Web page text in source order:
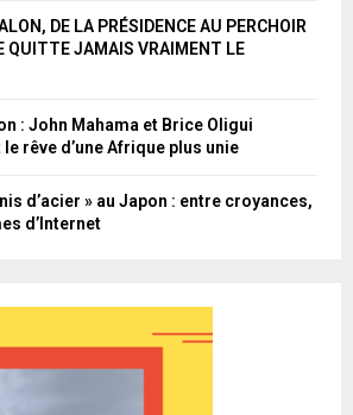
DE LA PRÉSIDENCE AU PERCHOIR
QUITTE JAMAIS VRAIMENT LE
: John Mahama et Brice Oligui
rêve d’une Afrique plus unie
d’acier » au Japon : entre croyances,
d’Internet